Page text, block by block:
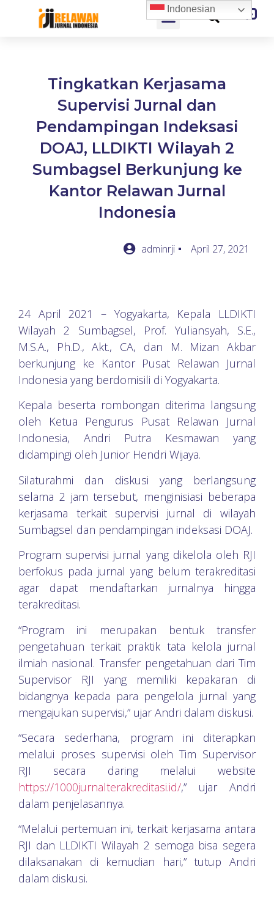
Tingkatkan Kerjasama
Supervisi Jurnal dan
Pendampingan Indeksasi
DOAJ, LLDIKTI Wilayah 2
Sumbagsel Berkunjung ke
Kantor Relawan Jurnal
Indonesia
adminrji April 27, 2021
24 April 2021 – Yogyakarta, Kepala LLDIKTI
Wilayah 2 Sumbagsel, Prof. Yuliansyah, S.E.,
M.S.A., Ph.D., Akt., CA, dan M. Mizan Akbar
berkunjung ke Kantor Pusat Relawan Jurnal
Indonesia yang berdomisili di Yogyakarta.
Kepala beserta rombongan diterima langsung
oleh Ketua Pengurus Pusat Relawan Jurnal
Indonesia, Andri Putra Kesmawan yang
didampingi oleh Junior Hendri Wijaya.
Silaturahmi dan diskusi yang berlangsung
selama 2 jam tersebut, menginisiasi beberapa
kerjasama terkait supervisi jurnal di wilayah
Sumbagsel dan pendampingan indeksasi DOAJ.
Program supervisi jurnal yang dikelola oleh RJI
berfokus pada jurnal yang belum terakreditasi
agar dapat mendaftarkan jurnalnya hingga
terakreditasi.
“Program ini merupakan bentuk transfer
pengetahuan terkait praktik tata kelola jurnal
ilmiah nasional. Transfer pengetahuan dari Tim
Supervisor RJI yang memiliki kepakaran di
bidangnya kepada para pengelola jurnal yang
mengajukan supervisi,” ujar Andri dalam diskusi.
“Secara sederhana, program ini diterapkan
melalui proses supervisi oleh Tim Supervisor
RJI secara daring melalui website
https://1000jurnalterakreditasi.id/,” ujar Andri
dalam penjelasannya.
“Melalui pertemuan ini, terkait kerjasama antara
RJI dan LLDIKTI Wilayah 2 semoga bisa segera
dilaksanakan di kemudian hari,” tutup Andri
dalam diskusi.
Indonesian